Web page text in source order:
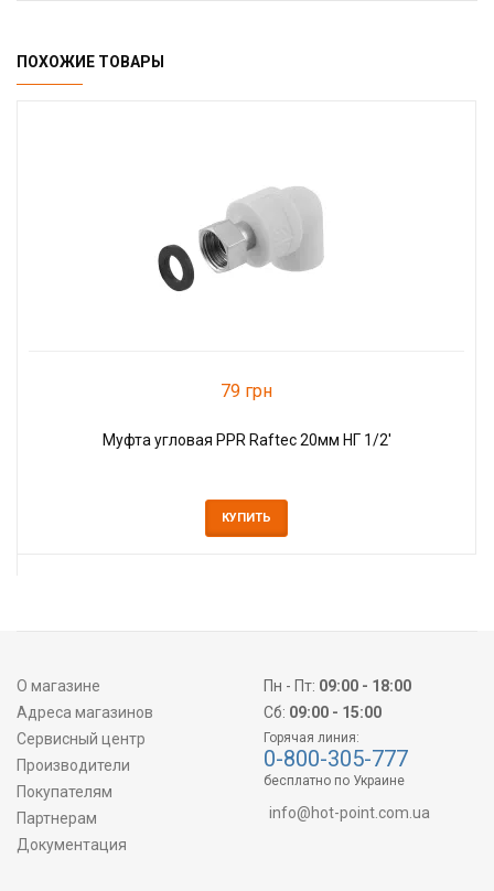
ПОХОЖИЕ ТОВАРЫ
79 грн
Муфта угловая PPR Raftec 20мм НГ 1/2'
КУПИТЬ
О магазине
Адреса магазинов
Сервисный центр
Производители
Покупателям
Партнерам
Документация
Пн - Пт: 09:00 - 18:00
Сб: 09:00 - 15:00
Горячая линия:
0-800-305-777
бесплатно по Украине
info@hot-point.com.ua